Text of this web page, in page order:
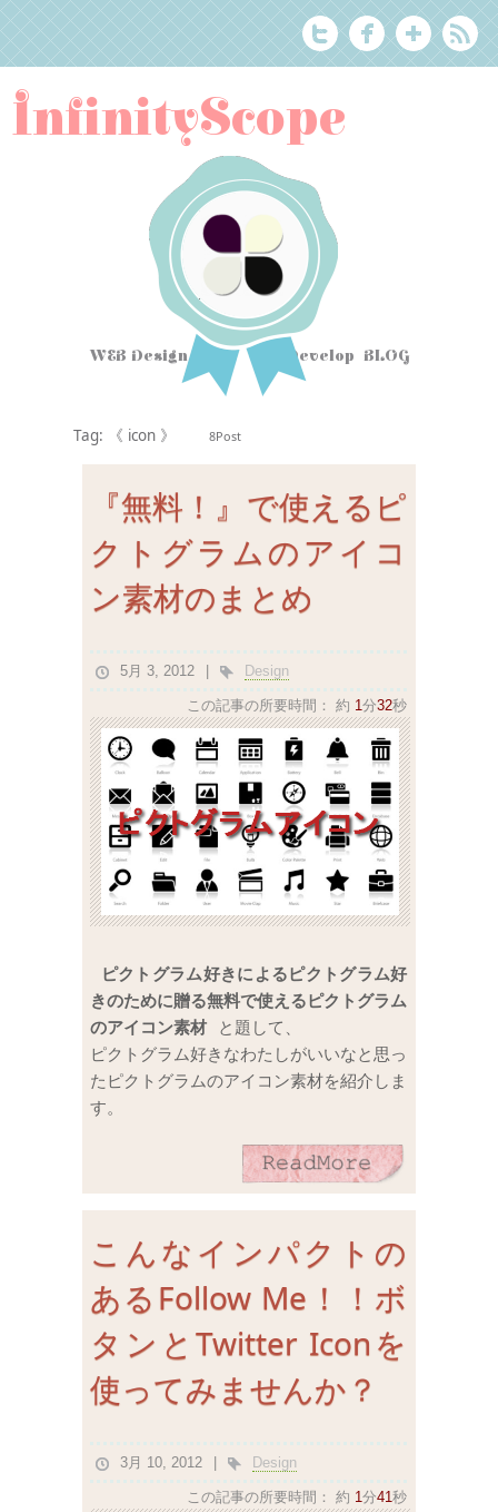
InfinityScope
WEB Design Tips Develop BLOG
Tag: 《 icon 》 8Post
『無料！』で使えるピ
クトグラムのアイコ
ン素材のまとめ
5月 3, 2012 Design
この記事の所要時間：約 1分32秒
ピクトグラム好きによるピクトグラム好
きのために贈る無料で使えるピクトグラム
のアイコン素材
と題して、
ピクトグラム好きなわたしがいいなと思っ
たピクトグラムのアイコン素材を紹介しま
す。
こんなインパクトの
あるFollow Me！！ボ
タンとTwitter Iconを
使ってみませんか？
3月 10, 2012 Design
この記事の所要時間：約 1分41秒